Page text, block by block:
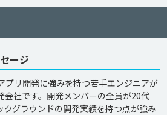
ージ
プリ開発に強みを持つ若手エンジニアが
会社です。開発メンバーの全員が20代
クグラウンドの開発実績を持つ点が強み